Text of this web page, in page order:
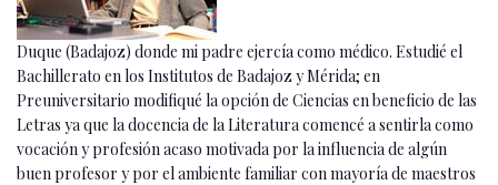
Duque (Badajoz) donde mi padre ejercía como médico. Estudié el
Bachillerato en los Institutos de Badajoz y Mérida; en
Preuniversitario modifiqué la opción de Ciencias en beneficio de las
Letras ya que la docencia de la Literatura comencé a sentirla como
vocación y profesión acaso motivada por la influencia de algún
buen profesor y por el ambiente familiar con mayoría de maestros